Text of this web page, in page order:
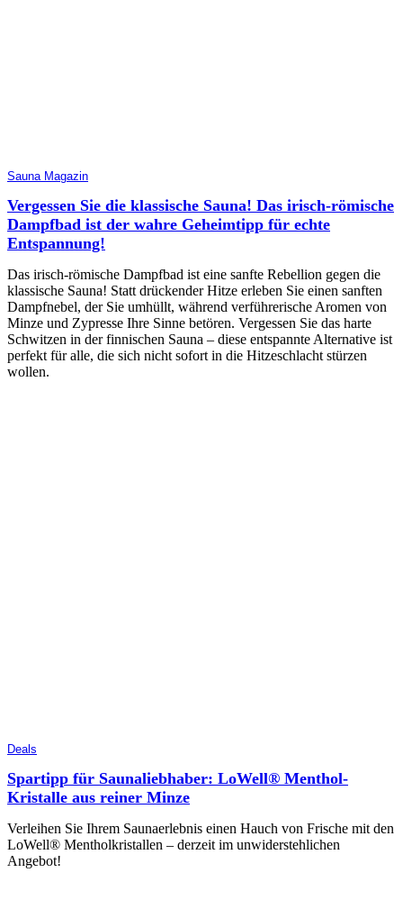
Sauna Magazin
Vergessen Sie die klassische Sauna! Das irisch-römische
Dampfbad ist der wahre Geheimtipp für echte
Entspannung!
Das irisch-römische Dampfbad ist eine sanfte Rebellion gegen die
klassische Sauna! Statt drückender Hitze erleben Sie einen sanften
Dampfnebel, der Sie umhüllt, während verführerische Aromen von
Minze und Zypresse Ihre Sinne betören. Vergessen Sie das harte
Schwitzen in der finnischen Sauna – diese entspannte Alternative ist
perfekt für alle, die sich nicht sofort in die Hitzeschlacht stürzen
wollen.
Deals
Spartipp für Saunaliebhaber: LoWell® Menthol-
Kristalle aus reiner Minze
Verleihen Sie Ihrem Saunaerlebnis einen Hauch von Frische mit den
LoWell® Mentholkristallen – derzeit im unwiderstehlichen
Angebot!